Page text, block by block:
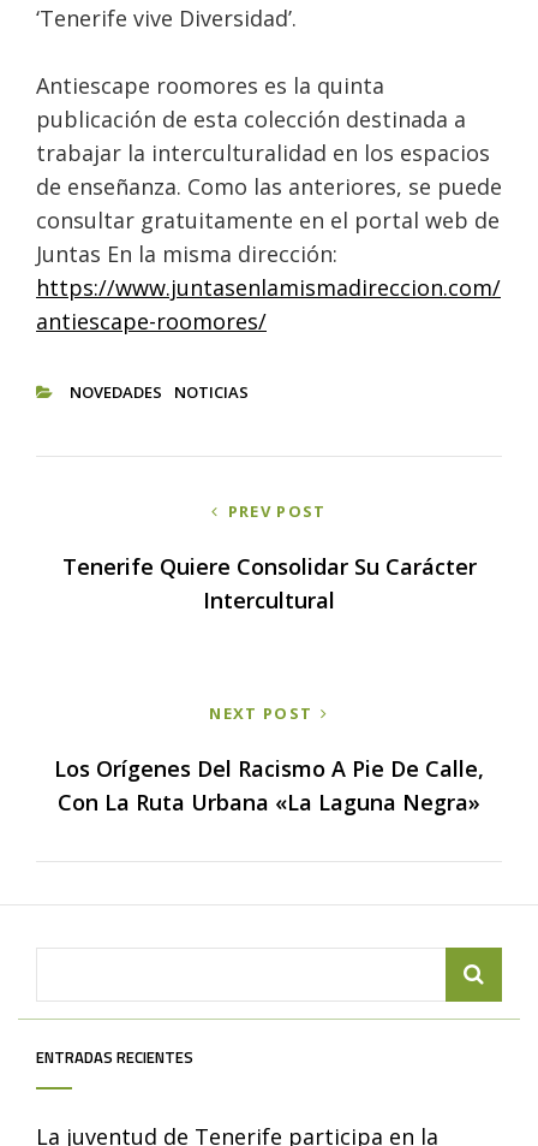
‘Tenerife vive Diversidad’.
Antiescape roomores es la quinta
publicación de esta colección destinada a
trabajar la interculturalidad en los espacios
de enseñanza. Como las anteriores, se puede
consultar gratuitamente en el portal web de
Juntas En la misma dirección:
https://www.juntasenlamismadireccion.com/
antiescape-roomores/
NOVEDADES NOTICIAS
entradas
PREV POST
Tenerife Quiere Consolidar Su Carácter
Intercultural
NEXT POST
Los Orígenes Del Racismo A Pie De Calle,
Con La Ruta Urbana «La Laguna Negra»
for:
ENTRADAS RECIENTES
La juventud de Tenerife participa en la